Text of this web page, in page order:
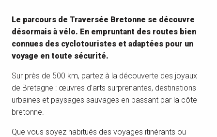
Le parcours de Traversée Bretonne se découvre
désormais à vélo. En empruntant des routes bien
connues des cyclotouristes et adaptées pour un
voyage en toute sécurité.
Sur près de 500 km, partez à la découverte des joyaux
de Bretagne : œuvres d’arts surprenantes, destinations
urbaines et paysages sauvages en passant par la côte
bretonne.
Que vous soyez habitués des voyages itinérants ou